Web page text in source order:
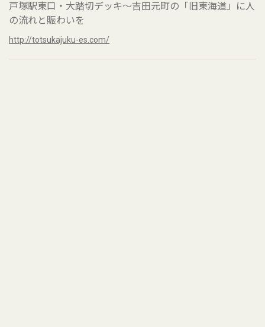
戸塚駅東口・大踏切デッキ～吉田元町の「旧東海道」に人
の流れと賑わいを
http://totsukajuku-es.com/